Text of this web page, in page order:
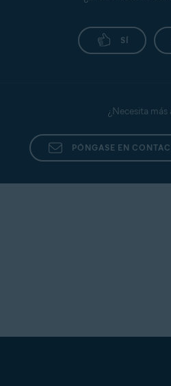
SÍ
¿Necesita más
PÓNGASE EN